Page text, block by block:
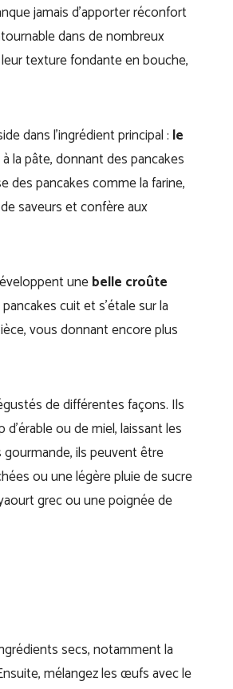
jamais d’apporter réconfort
dans de nombreux
texture fondante en bouche,
dans l’ingrédient principal : le
la pâte, donnant des pancakes
des pancakes comme la farine,
saveurs et confère aux
unebelle croûte
cuit et s’étale sur la
vous donnant encore plus
de différentes façons. Ils
ou de miel, laissant les
ils peuvent être
ou une légère pluie de sucre
grec ou une poignée de
secs, notamment la
mélangez les œufs avec le